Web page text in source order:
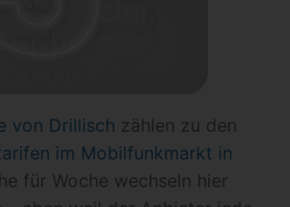
von Drillisch zählen zu den
im Mobilfunkmarkt in
für Woche wechseln hier